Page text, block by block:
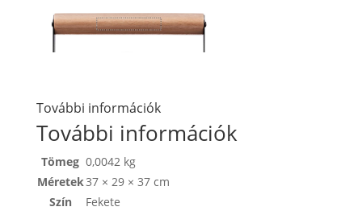
További információk
További információk
Tömeg 0,0042 kg
Méretek37 × 29 × 37 cm
Szín
Fekete